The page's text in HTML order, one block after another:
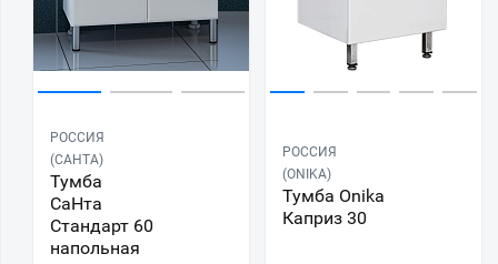
РОССИЯ
(САНТА)
Тумба
СаНта
Стандарт 60
напольная
РОССИЯ
(ONIKA)
Тумба Onika
Каприз 30